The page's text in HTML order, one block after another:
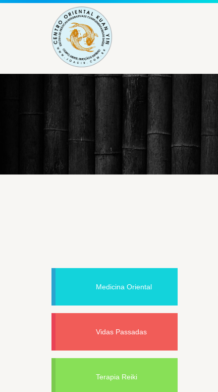
Medicina Oriental
Vidas Passadas
Terapia Reiki